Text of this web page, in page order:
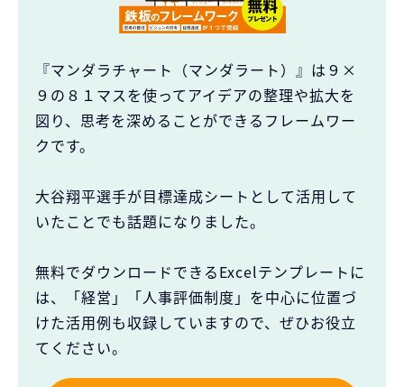
『マンダラチャート（マンダラート）』は９×
９の８１マスを使ってアイデアの整理や拡大を
図り、思考を深めることができるフレームワー
クです。
大谷翔平選手が目標達成シートとして活用して
いたことでも話題になりました。
無料でダウンロードできるExcelテンプレートに
は、「経営」「人事評価制度」を中心に位置づ
けた活用例も収録していますので、ぜひお役立
てください。